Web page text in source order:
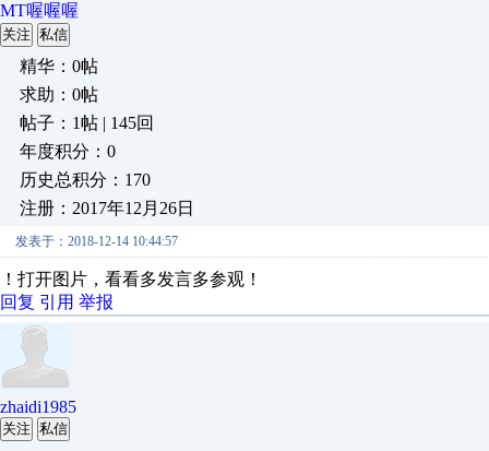
MT喔喔喔
关注 私信
精华：0帖
求助：0帖
帖子：1帖 | 145回
年度积分：0
历史总积分：170
注册：2017年12月26日
发表于：2018-12-14 10:44:57
！打开图片，看看多发言多参观！
回复 引用 举报
zhaidi1985
关注 私信